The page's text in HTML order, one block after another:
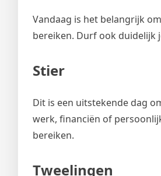
Vandaag is het belangrijk
bereiken. Durf ook duidelijk
Stier
Dit is een uitstekende dag
werk, financiën of
bereiken.
Tweelingen